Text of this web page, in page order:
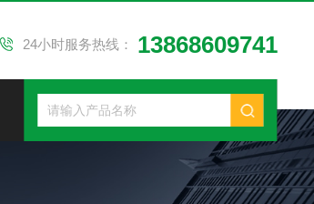
24小时服务热线： 13868609741